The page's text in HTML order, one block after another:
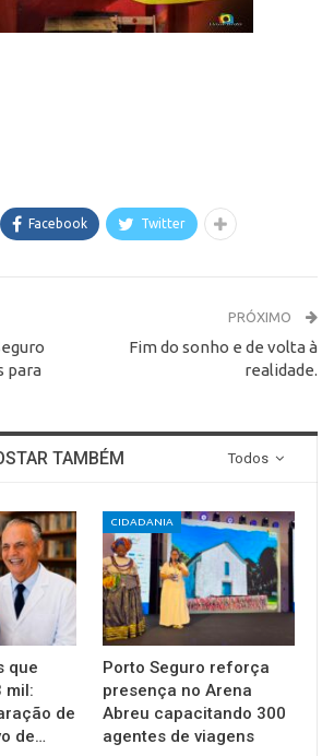
Facebook Twitter
para
PRÓXIMO
Fim do sonho e de volta à
realidade.
Todos
TAMBÉM
que
mil:
de
de…
CIDADANIA
Porto Seguro reforça
presença no Arena
Abreu capacitando 300
agentes de viagens